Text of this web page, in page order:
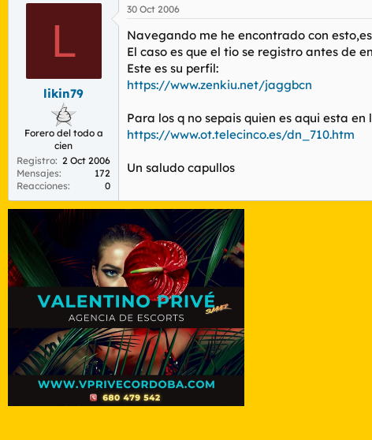
o
e
m
a
c
i
n
i
L
likin79
Forero del todo a
cien
Registro 2 Oct 2006
Mensajes
172
Reacciones
0
30 Oct 2006
Navegando me he encontrado con
El caso es que el tio se registro antes de
Este es su perfil:
https://www.zenkiu.net/jaggbcn
Para los q no sepais quien es aqui esta
https://www.ot.telecinco.es/dn_710.htm
Un saludo capullos